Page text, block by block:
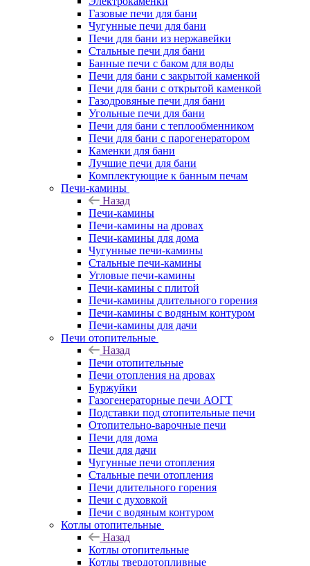
Газовые печи для бани
Чугунные печи для бани
Печи для бани из нержавейки
Стальные печи для бани
Банные печи с баком для воды
Печи для бани с закрытой каменкой
Печи для бани с открытой каменкой
Газодровяные печи для бани
Угольные печи для бани
Печи для бани с теплообменником
Печи для бани с парогенератором
Каменки для бани
Лучшие печи для бани
Комплектующие к банным печам
Печи-камины
Назад
Печи-камины
Печи-камины на дровах
Печи-камины для дома
Чугунные печи-камины
Стальные печи-камины
Угловые печи-камины
Печи-камины с плитой
Печи-камины длительного горения
Печи-камины с водяным контуром
Печи-камины для дачи
Печи отопительные
Назад
Печи отопительные
Печи отопления на дровах
Буржуйки
Газогенераторные печи АОГТ
Подставки под отопительные печи
Отопительно-варочные печи
Печи для дома
Печи для дачи
Чугунные печи отопления
Стальные печи отопления
Печи длительного горения
Печи с духовкой
Печи с водяным контуром
Котлы отопительные
Назад
Котлы отопительные
Котлы твердотопливные